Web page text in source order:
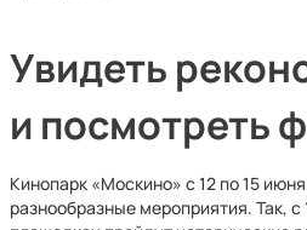
Увидеть
и посмотреть
Кинопарк «Москино» с 12 по 15
разнообразные мероприятия. Так,